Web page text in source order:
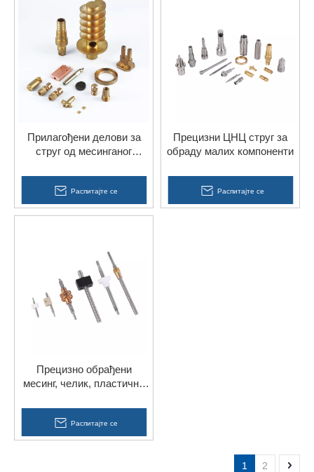
Прилагођени делови за
струг од месинганог
копчу од месинга
Распитајте се
Прецизни ЦНЦ струг за
обраду малих компоненти
Распитајте се
Прецизно обрађени
месинг, челик, пластични
ЦНЦ завртањ за струг
Распитајте се
1 2